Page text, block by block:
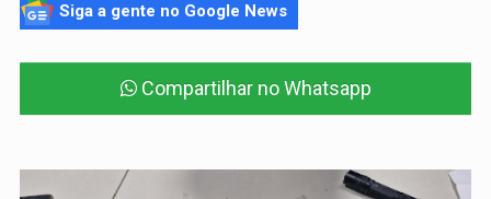
Siga a gente no Google News
Compartilhar no Whatsapp